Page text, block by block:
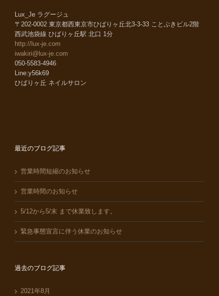
Lux_Je ラグージュ
〒202-0002 東京都西東京市ひばりヶ丘北3-3-33 ことぶきビル2階
西武池袋線 ひばりヶ丘駅 北口 1分
http://lux-je.com
iwakiri@lux-je.com
050-5583-4946
Line:y56k69
ひばりヶ丘 ネイルサロン
最近のブログ記事
営業時間短縮のお知らせ
営業時間のお知らせ
5/12から5/末 まで休業致します。
緊急事態宣言に伴う休業のお知らせ
過去のブログ記事
2021年8月